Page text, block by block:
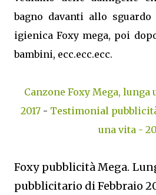
bagno davanti allo
igienica Foxy mega, poi
bambini, ecc.ecc.ecc.
Canzone Foxy Mega, lunga
2017- Testimonial
una vita -
Foxy pubblicità Mega.
pubblicitario di Febbraio